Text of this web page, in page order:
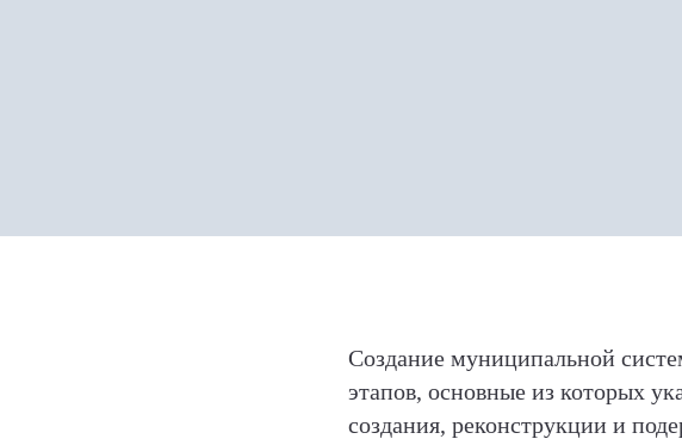
Создание муниципальной
этапов, основные из которых
создания, реконструкции и